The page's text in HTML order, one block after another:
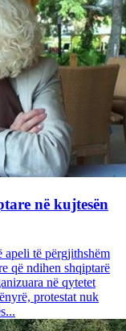
në kujtesën
të përgjithshëm
që ndihen shqiptarë
në qytetet
protestat nuk